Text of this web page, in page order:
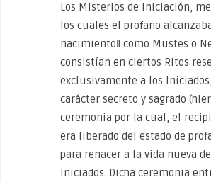
Los Misterios de Iniciación,
los cuales el profano
nacimiento‖ como Mustes o
consistían en ciertos Ritos
exclusivamente a los
carácter secreto y sagrado
ceremonia por la cual, el
era liberado del estado de
para renacer a la vida nueva
Iniciados. Dicha ceremonia